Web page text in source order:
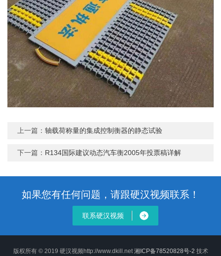
上一篇：轴载荷称量的集成控制衡器的静态试验
下一篇： R134国际建议动态汽车衡2005年投票稿详解
如果您有任何问题，请跟硬汉视频联系！
联系硬汉视频
版权所有 © 2019 硬汉视频http://www.dkill.net湘ICP备78520828号-2 技术